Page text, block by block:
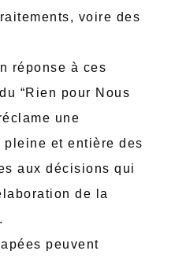
voire des
réponse à ces
“Rien pour Nous
une
et entière des
aux décisions qui
de la
peuvent